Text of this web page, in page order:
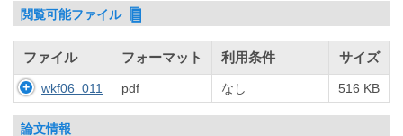
閲覧可能ファイル
ファイル フォーマット 利用条件 サイズ
wkf06_011 pdf なし 516 KB
論文情報